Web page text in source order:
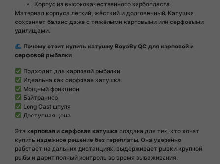
Корпус из высококачественного карбопласта
Материал корпуса лёгкий, жёсткий и долговечный. Катушка
сохраняет баланс даже с тяжёлыми карповыми или серфовыми
удилищами.
Почему стоит купить катушку BoyaBy QC для карповой и
серфовой рыбалки
Подходит для карповой рыбалки
Идеальна как серфовая катушка
Мощный фрикцион
Байтраннер
Long Cast шпуля
Доступная цена
Эта карповая и серфовая катушка создана для тех, кто хочет
купить надёжное решение без переплаты. Она уверенно
работает на дальних дистанциях, выдерживает рывки крупной
рыбы и дарит полный контроль во время вываживания.